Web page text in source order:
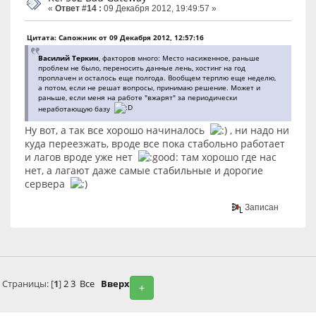
« Ответ #14 : 09 Декабря 2012, 19:49:57 »
Цитата: Сапожник от 09 Декабря 2012, 12:57:16
Василий Теркин, факторов много: Место насиженное, раньше
проблем не было, переносить данные лень, хостинг на год
проплачен и осталось еще полгода. Вообщем терплю еще неделю,
а потом, если не решат вопросы, принимаю решение. Может и
раньше, если меня на работе "вжарят" за периодически
неработающую базу
Ну вот, а так все хорошо начиналось
, ни надо ни
куда переезжать, вроде все пока стабольно работает
и лагов вроде уже нет
там хорошо где нас
нет, а лагают даже самые стабильные и дорогие
сервера
Записан
+
Страницы: [1]2 3 Все Вверх